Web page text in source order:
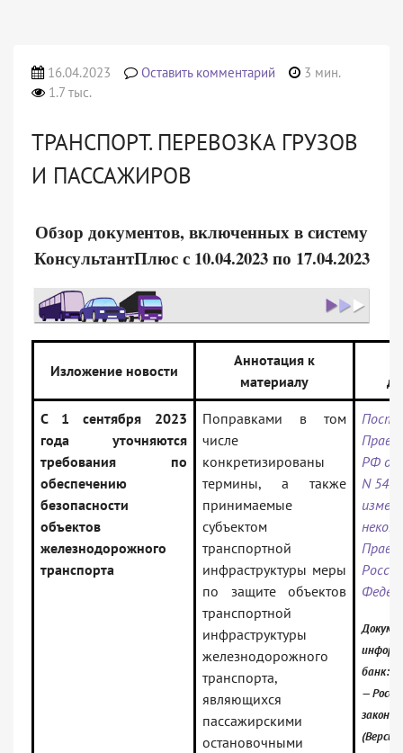
16.04.2023 Оставить комментарий
3 мин.
1.7 тыс.
ТРАНСПОРТ. ПЕРЕВОЗКА ГРУЗОВ
И ПАССАЖИРОВ
Обзор документов, включенных в систему
КонсультантПлюс с 10.04.2023 по 17.04.2023
Изложение новости
Аннотация к
материалу
С 1 сентября 2023
года уточняются
требования по
обеспечению
безопасности
объектов
железнодорожного
транспорта
Поправками в том
числе
конкретизированы
термины, а также
принимаемые
субъектом
транспортной
инфраструктуры меры
по защите объектов
транспортной
инфраструктуры
железнодорожного
транспорта,
являющихся
пассажирскими
остановочными
РФ от
N 545
банк:
—